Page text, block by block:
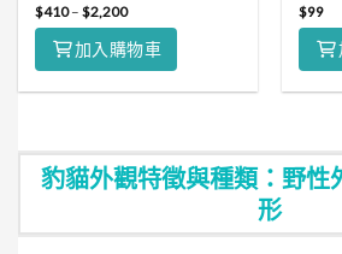
$410–$2,200
加入購物車
$99
豹貓外觀特徵與種類：野性
形